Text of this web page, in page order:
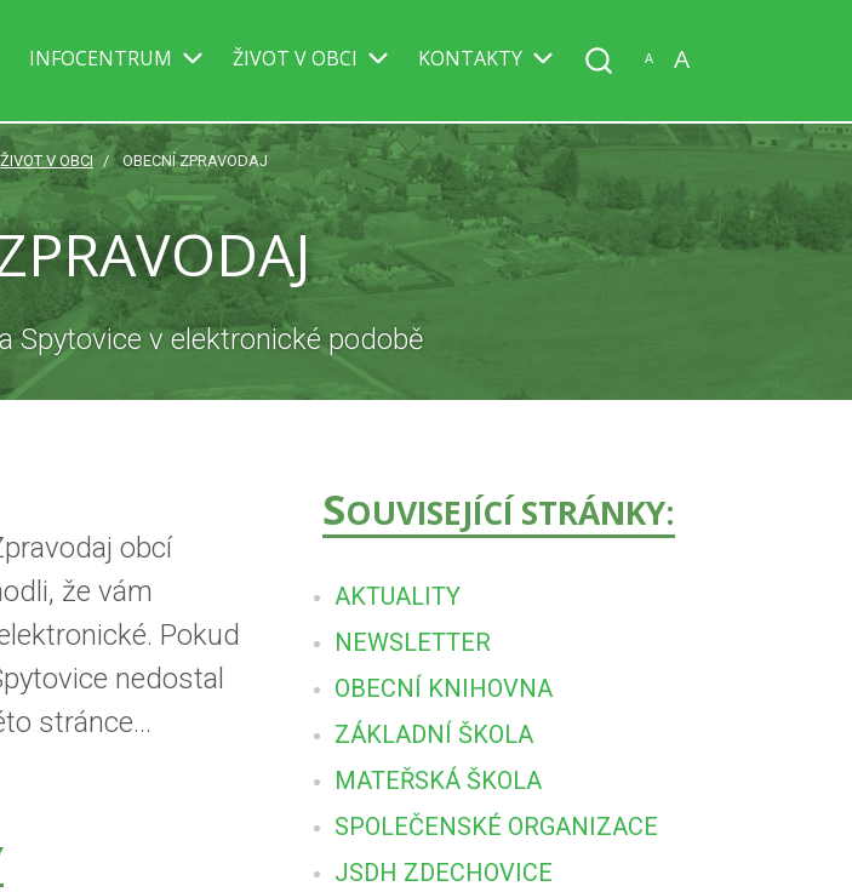
INFOCENTRUM ŽIVOT V OBCI KONTAKTY A A
ŽIVOT V OBCI OBECNÍ ZPRAVODAJ
Spytovice v elektronické podobě
obcí
že vám
Pokud
nedostal
stránce...
SOUVISEJÍCÍ STRÁNKY:
AKTUALITY
NEWSLETTER
OBECNÍ KNIHOVNA
ZÁKLADNÍ ŠKOLA
MATEŘSKÁ ŠKOLA
SPOLEČENSKÉ ORGANIZACE
JSDH ZDECHOVICE